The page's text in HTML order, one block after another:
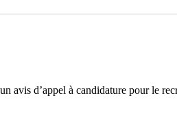
d’appel à candidature pour le